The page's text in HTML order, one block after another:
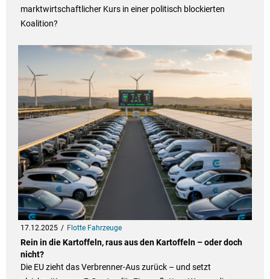
marktwirtschaftlicher Kurs in einer politisch blockierten
Koalition?
17.12.2025 Flotte Fahrzeuge
Rein in die Kartoffeln, raus aus den Kartoffeln – oder doch
nicht?
Die EU zieht das Verbrenner-Aus zurück – und setzt